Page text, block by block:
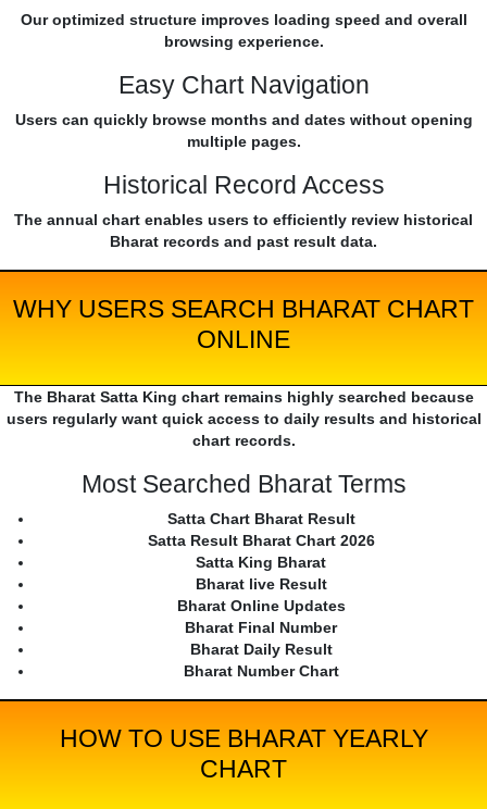
Our optimized structure improves loading speed and overall
browsing experience.
Easy Chart Navigation
Users can quickly browse months and dates without opening
multiple pages.
Historical Record Access
The annual chart enables users to efficiently review historical
Bharat records and past result data.
WHY USERS SEARCH BHARAT CHART
ONLINE
The Bharat Satta King chart remains highly searched because
users regularly want quick access to daily results and historical
chart records.
Most Searched Bharat Terms
Satta Chart Bharat Result
Satta Result Bharat Chart 2026
Satta King Bharat
Bharat live Result
Bharat Online Updates
Bharat Final Number
Bharat Daily Result
Bharat Number Chart
HOW TO USE BHARAT YEARLY
CHART